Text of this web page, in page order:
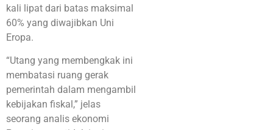
kali lipat dari batas maksimal
60% yang diwajibkan Uni
Eropa.
“Utang yang membengkak ini
membatasi ruang gerak
pemerintah dalam mengambil
kebijakan fiskal,” jelas
seorang analis ekonomi